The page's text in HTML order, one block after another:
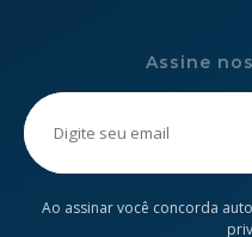
Assine
Please
leave
this
field
Ao assinar você concorda